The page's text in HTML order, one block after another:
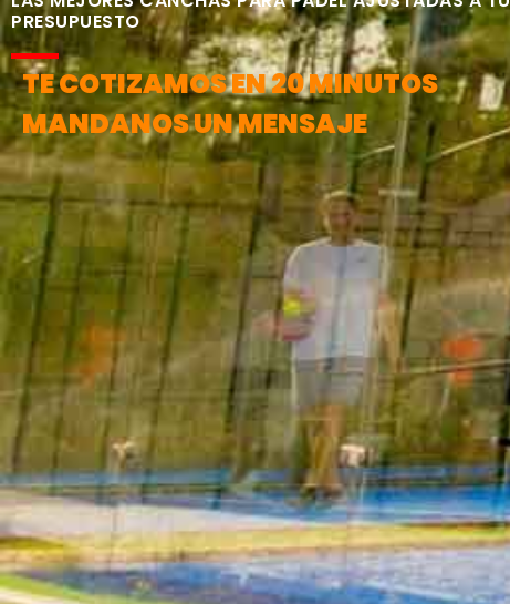
PRESUPUESTO
TE COTIZAMOS EN 20 MINUTOS
MANDANOS UN MENSAJE